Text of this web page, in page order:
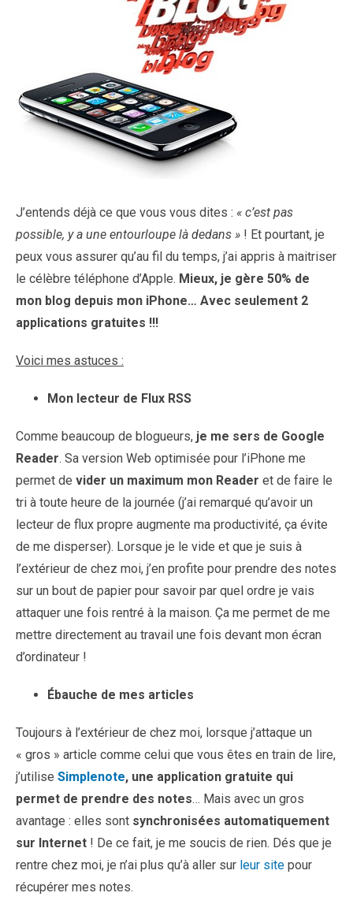
J’entends déjà ce que vous vous dites : « c’est pas
possible, y a une entourloupe là dedans » ! Et pourtant, je
peux vous assurer qu’au fil du temps, j’ai appris à maitriser
le célèbre téléphone d’Apple. Mieux, je gère 50% de
mon blog depuis mon iPhone… Avec seulement 2
applications gratuites !!!
Voici mes astuces :
Mon lecteur de Flux RSS
Comme beaucoup de blogueurs, je me sers de Google
Reader. Sa version Web optimisée pour l’iPhone me
permet de vider un maximum mon Reader et de faire le
tri à toute heure de la journée (j’ai remarqué qu’avoir un
lecteur de flux propre augmente ma productivité, ça évite
de me disperser). Lorsque je le vide et que je suis à
l’extérieur de chez moi, j’en profite pour prendre des notes
sur un bout de papier pour savoir par quel ordre je vais
attaquer une fois rentré à la maison. Ça me permet de me
mettre directement au travail une fois devant mon écran
d’ordinateur !
Ébauche de mes articles
Toujours à l’extérieur de chez moi, lorsque j’attaque un
« gros » article comme celui que vous êtes en train de lire,
j’utilise Simplenote, une application gratuite qui
permet de prendre des notes… Mais avec un gros
avantage : elles sont synchronisées automatiquement
sur Internet ! De ce fait, je me soucis de rien. Dés que je
rentre chez moi, je n’ai plus qu’à aller sur leur site pour
récupérer mes notes.